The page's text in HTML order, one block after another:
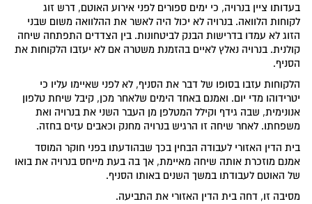
בעדותו ציין בנרויה, כי ימים ספורים לפני אירוע האוטם, דרש זוג
לקוחות הלוואה. בנרויה לא יכול היה לאשר את ההלוואה משום שבני
הזוג לא עמדו בדרישות הבנק לביטחונות. בין הצדדים התפתחה שיחה
קולנית. בנרויה נאלץ לאיים בהזמנת משטרה אם לא יעזבו הלקוחות את
הסניף.
הלקוחות עזבו בסופו של דבר את הסניף, לא לפני שאיימו עליו כי
יטרידוהו מדי יום. ואמנם באחד הימים שלאחר מכן, קיבל שיחת טלפון
אנונימית, שבה גידף וקילל המטלפן מן העבר השני את בנרויה ואת
משפחתו. לאחר שיחה זו הרגיש בנרויה מחנק וכאבים עזים בחזה.
בית הדין האזורי לעבודה הבחין בכך שבהודעתו בפני חוקר המוסד
אמנם מוזכרת אותה שיחה מאיימת, אך בה בעת מייחס בנרויה את בואו
של האוטם לעבודתו במשך השנים באותו הסניף.
מסיבה זו, דחה בית הדין האזורי את התביעה.